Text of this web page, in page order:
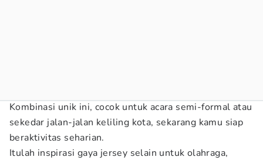
Kombinasi unik ini, cocok untuk acara semi-formal atau
sekedar jalan-jalan keliling kota, sekarang kamu siap
beraktivitas seharian.
Itulah inspirasi gaya jersey selain untuk olahraga,